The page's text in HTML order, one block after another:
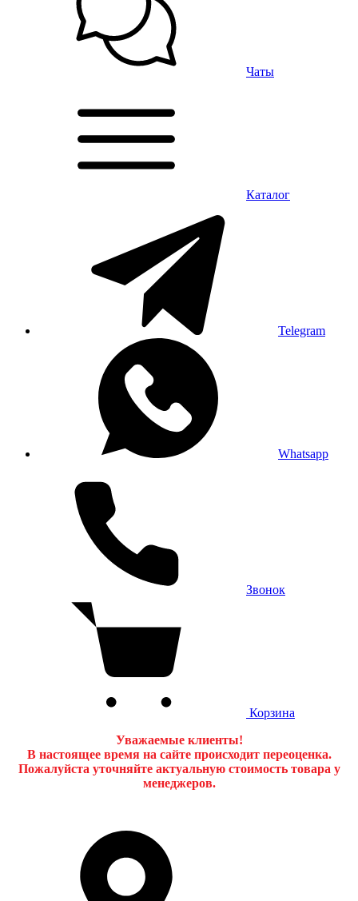
Чаты
Каталог
Telegram
Whatsapp
Звонок
Корзина
Уважаемые клиенты!
В настоящее время на сайте происходит переоценка.
Пожалуйста уточняйте актуальную стоимость товара у
менеджеров.